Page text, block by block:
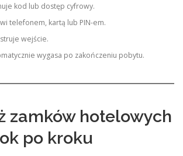
kod lub dostęp cyfrowy.
telefonem, kartą lub PIN-em.
wejście.
wygasa po zakończeniu pobytu.
zamków hotelowych
po kroku